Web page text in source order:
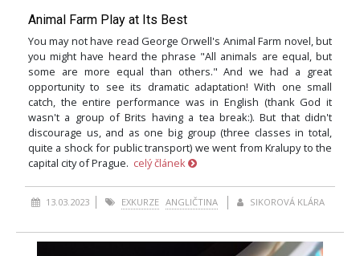
Animal Farm Play at Its Best
You may not have read George Orwell's Animal Farm novel, but
you might have heard the phrase "All animals are equal, but
some are more equal than others." And we had a great
opportunity to see its dramatic adaptation! With one small
catch, the entire performance was in English (thank God it
wasn't a group of Brits having a tea break:). But that didn't
discourage us, and as one big group (three classes in total,
quite a shock for public transport) we went from Kralupy to the
capital city of Prague. celý článek
13.03.2023 EXKURZE ANGLIČTINA SIKOROVÁ KLÁRA